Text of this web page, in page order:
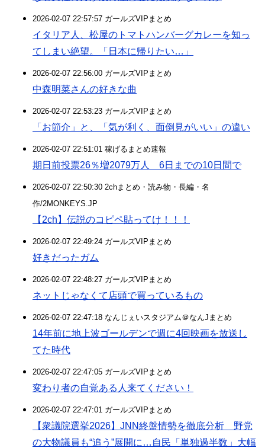
2026-02-07 22:57:57 ガールズVIPまとめ
イタリア人、松屋のトマトハンバーグカレーを知っ
てしまい絶望。「日本に帰りたい…」
2026-02-07 22:56:00 ガールズVIPまとめ
中森明菜さんの好きな曲
2026-02-07 22:53:23 ガールズVIPまとめ
「お節介」と、「気が利く、面倒見がいい」の違い
2026-02-07 22:51:01 稼げるまとめ速報
期日前投票26％増2079万人 6日までの10日間で
2026-02-07 22:50:30 2chまとめ・読み物・長編・名
作/2MONKEYS.JP
【2ch】伝説のコピペ貼ってけ！！！
2026-02-07 22:49:24 ガールズVIPまとめ
好きだったガム
2026-02-07 22:48:27 ガールズVIPまとめ
ネットじゃなくて店頭で買っているもの
2026-02-07 22:47:18 なんじぇいスタジアム＠なんJまとめ
14年前に地上波ゴールデンで週に4回映画を放送し
てた時代
2026-02-07 22:47:05 ガールズVIPまとめ
変わり者の自覚ある人来てください！
2026-02-07 22:47:01 ガールズVIPまとめ
【衆議院選挙2026】JNN終盤情勢を徹底分析 野党
の大物議員も“追う”展開に…自民「単独過半数」大幅